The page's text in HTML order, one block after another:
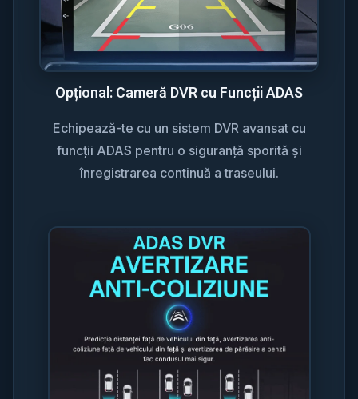
Opțional: Cameră DVR cu Funcții ADAS
Echipează-te cu un sistem DVR avansat cu
funcții ADAS pentru o siguranță sporită și
înregistrarea continuă a traseului.